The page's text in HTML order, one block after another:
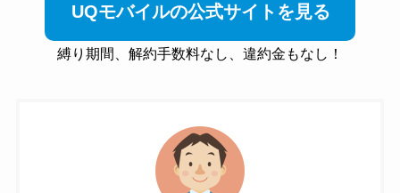
UQモバイルの公式サイトを見る
縛り期間、解約手数料なし、違約金もなし！